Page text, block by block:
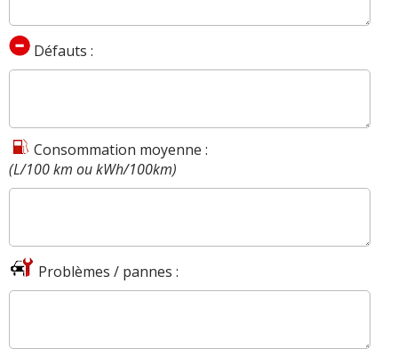
Défauts :
Consommation moyenne :
(L/100 km ou kWh/100km)
Problèmes / pannes :